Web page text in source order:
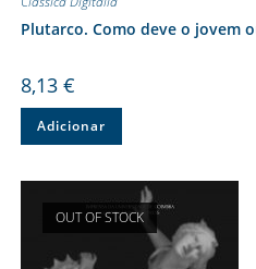
Plutarco. Como deve o jovem
8,13 €
Adicionar
OUT OF STOCK